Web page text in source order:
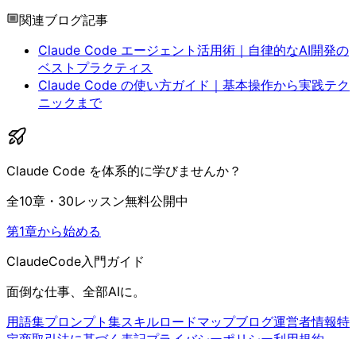
関連ブログ記事
Claude Code エージェント活用術｜自律的なAI開発の
ベストプラクティス
Claude Code の使い方ガイド｜基本操作から実践テク
ニックまで
Claude Code を体系的に学びませんか？
全10章・30レッスン無料公開中
第1章から始める
ClaudeCode入門ガイド
面倒な仕事、全部AIに。
用語集プロンプト集スキルロードマップブログ運営者情報特